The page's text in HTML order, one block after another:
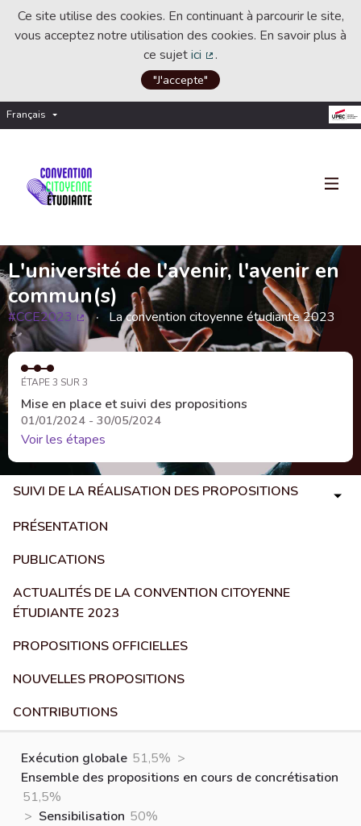
Ce site utilise des cookies. En continuant à parcourir le site,
vous acceptez notre utilisation des cookies. En savoir plus à
ce sujetici
(Lien externe)
.
"J'accepte"
Français Choisir la langue
L'université de l'avenir, l'avenir en
commun(s)
#CCE2023
(Lien externe)
La convention citoyenne étudiante 2023
ÉTAPE 3 SUR 3
Mise en place et suivi des propositions
01/01/2024 - 30/05/2024
Voir les étapes
SUIVI DE LA RÉALISATION DES PROPOSITIONS
PRÉSENTATION
PUBLICATIONS
ACTUALITÉS DE LA CONVENTION CITOYENNE
ÉTUDIANTE 2023
PROPOSITIONS OFFICIELLES
NOUVELLES PROPOSITIONS
CONTRIBUTIONS
Exécution globale 51,5% >
Ensemble des propositions en cours de concrétisation
51,5%
> Sensibilisation 50%